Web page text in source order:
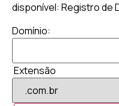
disponível: Registro de
Domínio:
Extensão